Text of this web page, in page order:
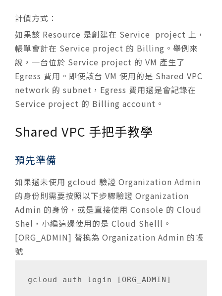
計價方式：
如果該 Resource 是創建在 Service project 上，
帳單會計在 Service project 的 Billing。舉例來
說，一台位於 Service project 的 VM 產生了
Egress 費用。即使該台 VM 使用的是 Shared VPC
network 的 subnet，Egress 費用還是會記錄在
Service project 的 Billing account。
Shared VPC 手把手教學
預先準備
如果還未使用 gcloud 驗證 Organization Admin
的身份則需要按照以下步驟驗證 Organization
Admin 的身份，或是直接使用 Console 的 Cloud
Shel，小編這邊使用的是 Cloud Shelll。
[ORG_ADMIN] 替換為 Organization Admin 的帳
號
gcloud auth login [ORG_ADMIN]